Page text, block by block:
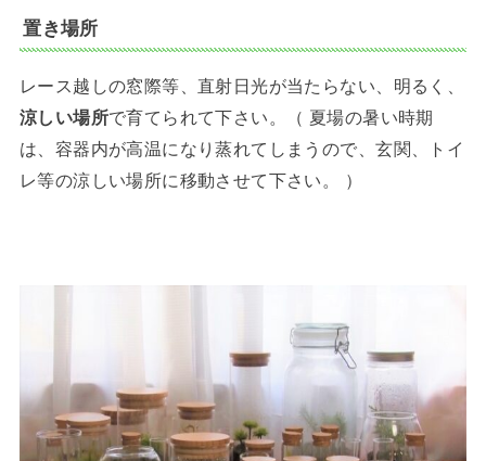
置き場所
レース越しの窓際等、直射日光が当たらない、明るく、
涼しい場所で育てられて下さい。（ 夏場の暑い時期
は、容器内が高温になり蒸れてしまうので、玄関、トイ
レ等の涼しい場所に移動させて下さい。 ）